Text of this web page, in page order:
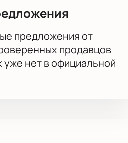
зрители могут выбрать места в
данные: номер
с вашими
предложения от
продавцов
нет в официальной